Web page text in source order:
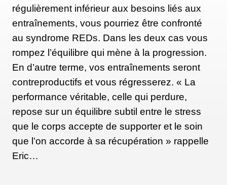
régulièrement inférieur aux besoins liés aux
entraînements, vous pourriez être confronté
au syndrome REDs. Dans les deux cas vous
rompez l’équilibre qui mène à la progression.
En d’autre terme, vos entraînements seront
contreproductifs et vous régresserez. « La
performance véritable, celle qui perdure,
repose sur un équilibre subtil entre le stress
que le corps accepte de supporter et le soin
que l’on accorde à sa récupération » rappelle
Eric…